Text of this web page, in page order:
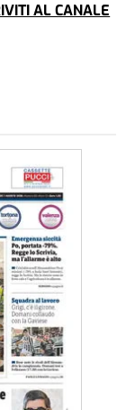
AL CANALE